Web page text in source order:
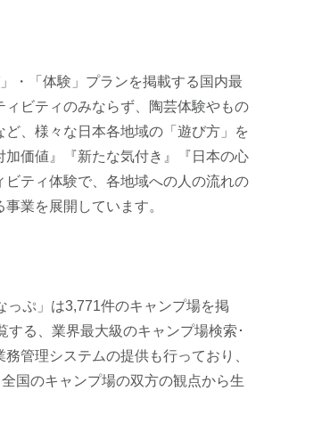
・「体験」プランを掲載する国内最
ビティのみならず、陶芸体験やもの
、様々な日本各地域の「遊び方」を
価値』『新たな気付き』『日本の心
ティ体験で、各地域への人の流れの
業を展開しています。
っぷ」は3,771件のキャンプ場を掲
る、業界最大級のキャンプ場検索･
管理システムの提供も行っており、
国のキャンプ場の双方の観点から生